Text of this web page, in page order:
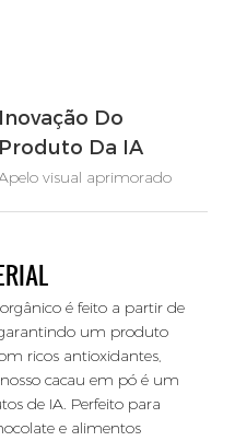
Inovação Do
Produto Da IA
visual aprimorado
é feito a partir de
um produto
ricos antioxidantes,
cacau em pó é um
de IA. Perfeito para
e alimentos